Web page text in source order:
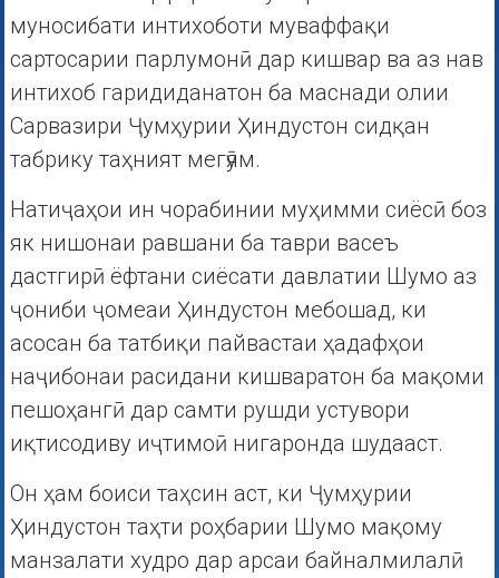
муносибати интихоботи муваффақи
сартосарии парлумонӣ дар кишвар ва аз нав
интихоб гаридиданатон ба маснади олии
Сарвазири Ҷумҳурии Ҳиндустон сидқан
табрику таҳният мегӯям.
Натиҷаҳои ин чорабинии муҳимми сиёсӣ боз
як нишонаи равшани ба таври васеъ
дастгирӣ ёфтани сиёсати давлатии Шумо аз
ҷониби ҷомеаи Ҳиндустон мебошад, ки
асосан ба татбиқи пайвастаи ҳадафҳои
наҷибонаи расидани кишваратон ба мақоми
пешоҳангӣ дар самти рушди устувори
иқтисодиву иҷтимоӣ нигаронда шудааст.
Он ҳам боиси таҳсин аст, ки Ҷумҳурии
Ҳиндустон таҳти роҳбарии Шумо мақому
манзалати худро дар арсаи байналмилалӣ